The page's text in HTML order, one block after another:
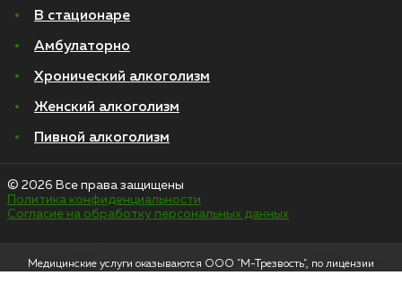
В стационаре
Амбулаторно
Хронический алкоголизм
Женский алкоголизм
Пивной алкоголизм
© 2026 Все права защищены
Политика конфиденциальности
Согласие на обработку персональных данных
Медицинские услуги оказываются ООО "М-Трезвость", по лицензии